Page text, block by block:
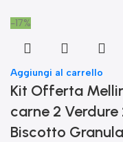
-17%
Aggiungi al carrello
Kit Offerta
carne 2 Verdure
Biscotto